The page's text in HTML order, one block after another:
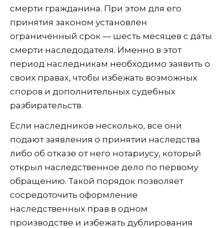
смерти гражданина. При этом для его
принятия законом установлен
ограниченный срок — шесть месяцев с даты
смерти наследодателя. Именно в этот
период наследникам необходимо заявить о
своих правах, чтобы избежать возможных
споров и дополнительных судебных
разбирательств.
Если наследников несколько, все они
подают заявления о принятии наследства
либо об отказе от него нотариусу, который
открыл наследственное дело по первому
обращению. Такой порядок позволяет
сосредоточить оформление
наследственных прав в одном
производстве и избежать дублирования